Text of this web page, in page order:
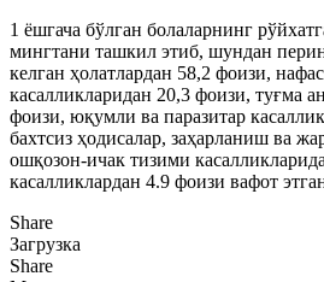
1 ёшгача бўлган болаларнинг
мингтани ташкил этиб, шундан
келган ҳолатлардан 58,2 фоизи,
касалликларидан 20,3 фоизи, туғма
фоизи, юқумли ва паразитар
бахтсиз ҳодисалар, заҳарланиш ва
ошқозон-ичак тизими
касалликлардан 4.9 фоизи вафот
Share
Загрузка
Share